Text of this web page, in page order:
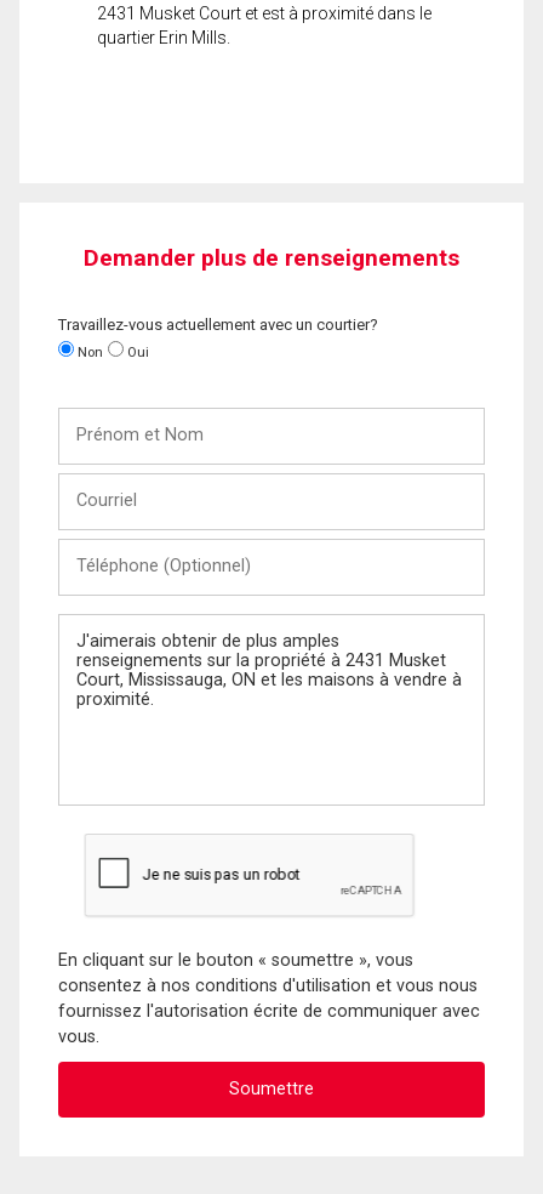
2431 Musket Court et est à proximité dans le
quartier Erin Mills.
Demander plus de renseignements
Travaillez-vous actuellement avec un courtier?
Non Oui
Nom
(Optionnel)
Message
En cliquant sur le bouton « soumettre », vous
consentez à nos conditions d'utilisation et vous nous
fournissez l'autorisation écrite de communiquer avec
vous.